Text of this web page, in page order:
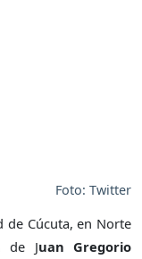
Foto: Twitter
de Cúcuta, en Norte
de Juan Gregorio